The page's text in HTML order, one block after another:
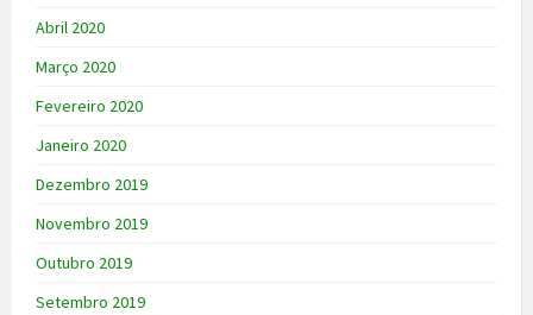
Abril 2020
Março 2020
Fevereiro 2020
Janeiro 2020
Dezembro 2019
Novembro 2019
Outubro 2019
Setembro 2019